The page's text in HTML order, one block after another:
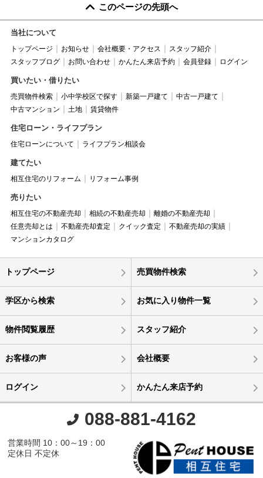
このページの先頭へ
当社について
トップページ お知らせ 会社概要・アクセス
スタッフ紹介
スタッフブログ
お問い合わせ かんたん来店予約 会員登録 ログイン
買いたい・借りたい
売買物件検索 小中学校区で探す 新築一戸建て
中古一戸建て
中古マンション
土地 賃貸物件
住宅ローン・ライフプラン
住宅ローンについて ライフプラン相談会
建てたい
相互住宅のリフォーム リフォーム事例
売りたい
相互住宅の不動産売却 相続の不動産売却
離婚の不動産売却
任意売却とは
不動産売却査定 クイック査定
不動産売却の実績
マンションカタログ
トップページ 売買物件検索
学区から検索 お気に入り物件一覧
物件閲覧履歴 スタッフ紹介
お客様の声 会社概要
ログイン かんたん来店予約
088-881-4162
営業時間 10：00～19：00
定休日 不定休